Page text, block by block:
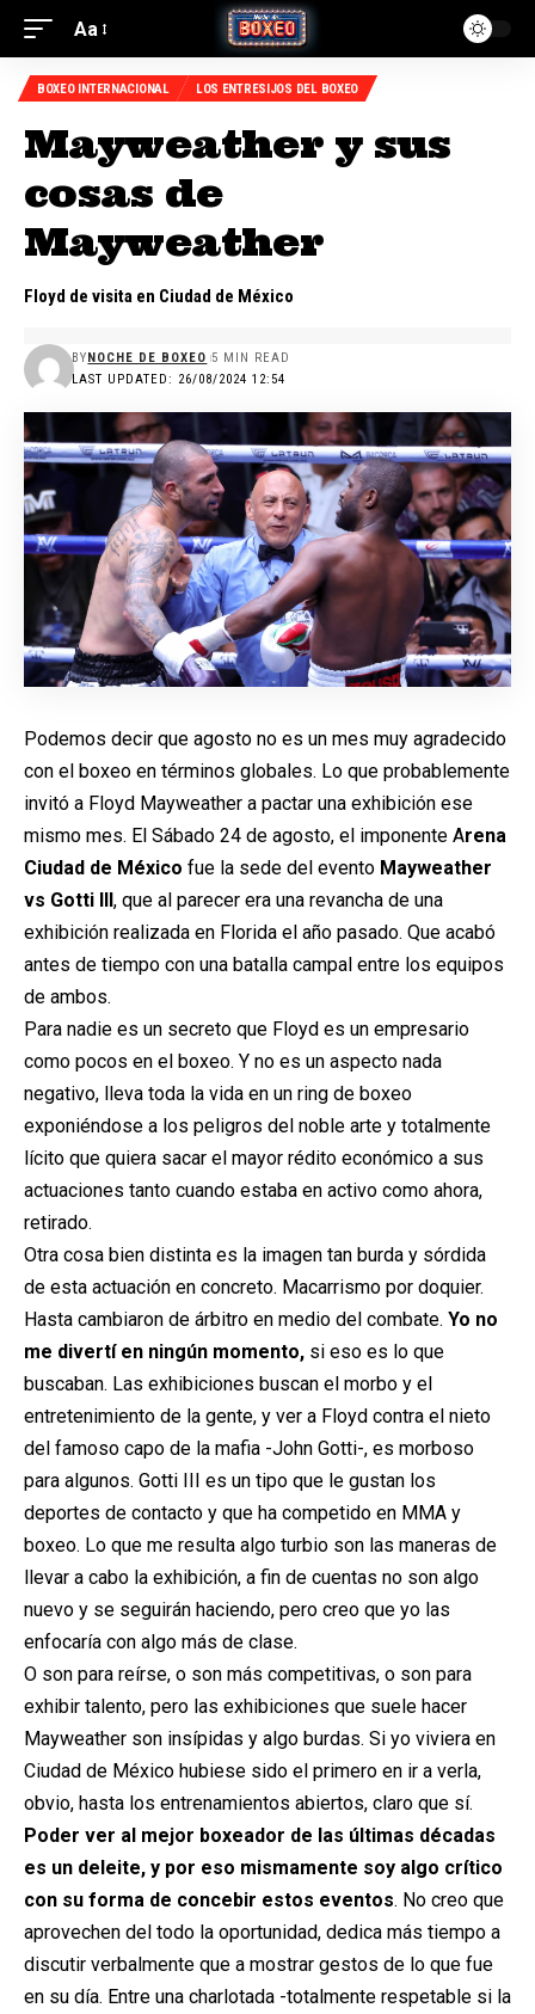
Aa
BOXEO INTERNACIONAL LOS ENTRESIJOS DEL BOXEO
Mayweather y sus
cosas de
Mayweather
Floyd de visita en Ciudad de México
LAST UPDATED: 26/08/2024 12:54
BYNOCHE DE BOXEO 5 MIN READ
Podemos decir que agosto no es un mes muy agradecido
con el boxeo en términos globales. Lo que probablemente
invitó a Floyd Mayweather a pactar una exhibición ese
mismo mes. El Sábado 24 de agosto, el imponente Arena
Ciudad de México fue la sede del evento Mayweather
vs Gotti III, que al parecer era una revancha de una
exhibición realizada en Florida el año pasado. Que acabó
antes de tiempo con una batalla campal entre los equipos
de ambos.
Para nadie es un secreto que Floyd es un empresario
como pocos en el boxeo. Y no es un aspecto nada
negativo, lleva toda la vida en un ring de boxeo
exponiéndose a los peligros del noble arte y totalmente
lícito que quiera sacar el mayor rédito económico a sus
actuaciones tanto cuando estaba en activo como ahora,
retirado.
Otra cosa bien distinta es la imagen tan burda y sórdida
de esta actuación en concreto. Macarrismo por doquier.
Hasta cambiaron de árbitro en medio del combate. Yo no
me divertí en ningún momento, si eso es lo que
buscaban. Las exhibiciones buscan el morbo y el
entretenimiento de la gente, y ver a Floyd contra el nieto
del famoso capo de la mafia -John Gotti-, es morboso
para algunos. Gotti III es un tipo que le gustan los
deportes de contacto y que ha competido en MMA y
boxeo. Lo que me resulta algo turbio son las maneras de
llevar a cabo la exhibición, a fin de cuentas no son algo
nuevo y se seguirán haciendo, pero creo que yo las
enfocaría con algo más de clase.
O son para reírse, o son más competitivas, o son para
exhibir talento, pero las exhibiciones que suele hacer
Mayweather son insípidas y algo burdas. Si yo viviera en
Ciudad de México hubiese sido el primero en ir a verla,
obvio, hasta los entrenamientos abiertos, claro que sí.
Poder ver al mejor boxeador de las últimas décadas
es un deleite, y por eso mismamente soy algo crítico
con su forma de concebir estos eventos. No creo que
aprovechen del todo la oportunidad, dedica más tiempo a
discutir verbalmente que a mostrar gestos de lo que fue
en su día. Entre una charlotada -totalmente respetable si la